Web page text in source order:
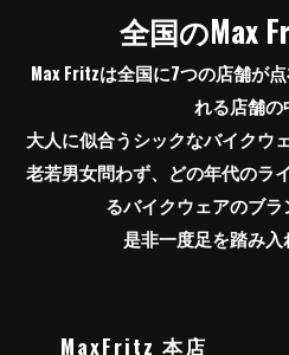
全国のMax
Max Fritzは全国に7つの店舗が
れる店舗の
大人に似合うシックなバイクウ
老若男女問わず、どの年代のラ
るバイクウェアのブラ
是非一度足を踏み入
MaxFritz 本店